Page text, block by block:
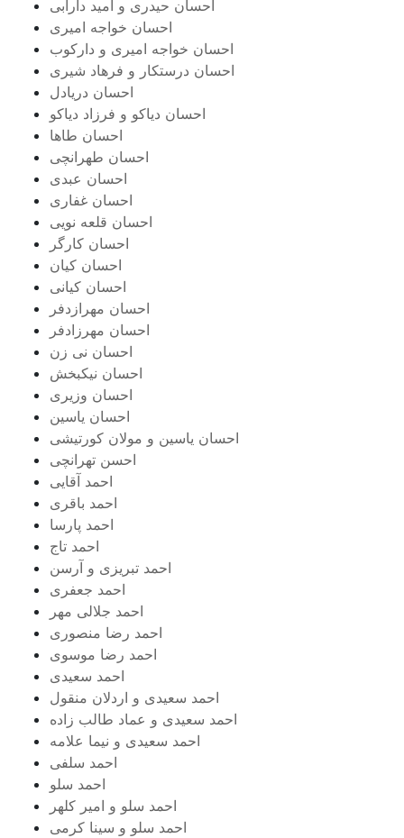
احسان حیدری و امید دارابی
احسان خواجه امیری
احسان خواجه امیری و دارکوب
احسان درستكار و فرهاد شيرى
احسان دریادل
احسان دیاکو و فرزاد دیاکو
احسان طاها
احسان طهرانچی
احسان عبدی
احسان غفاری
احسان قلعه نویی
احسان کارگر
احسان کیان
احسان کیانی
احسان مهرازدفر
احسان مهرزادفر
احسان نی زن
احسان نیکبخش
احسان وزیری
احسان یاسین
احسان یاسین و مولان کورتیشی
احسن تهرانچی
احمد آقایی
احمد باقری
احمد پارسا
احمد تاج
احمد تبریزی و آرسن
احمد جعفری
احمد جلالی مهر
احمد رضا منصوری
احمد رضا موسوی
احمد سعیدی
احمد سعیدی و اردلان منقول
احمد سعیدی و عماد طالب زاده
احمد سعیدی و نیما علامه
احمد سلفی
احمد سلو
احمد سلو و امیر کلهر
احمد سلو و سینا کرمی